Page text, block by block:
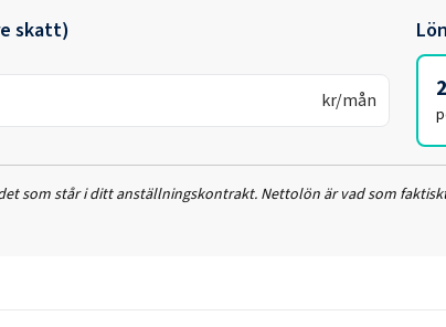
skatt)
kr/mån
som står i ditt anställningskontrakt. Nettolön är vad som